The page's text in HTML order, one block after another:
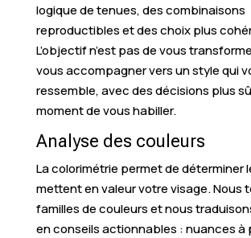
logique de tenues, des combinaisons
reproductibles et des choix plus
L’objectif n’est pas de vous
vous accompagner vers un style qui
ressemble, avec des décisions plus
moment de vous habiller.
Analyse des couleurs
La colorimétrie permet de déterminer
mettent en valeur votre visage. Nous
familles de couleurs et nous
en conseils actionnables : nuances à